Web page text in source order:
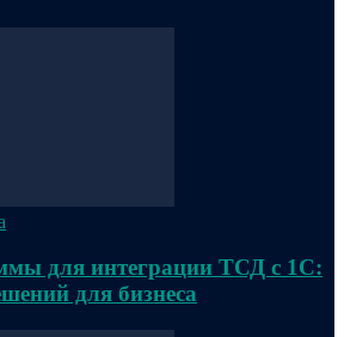
для интеграции ТСД с 1С:
для бизнеса